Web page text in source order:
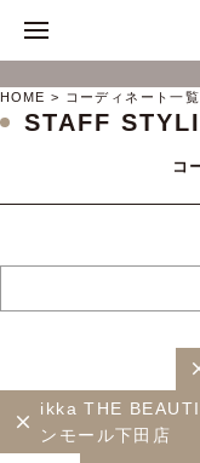
HOME コーディネート一覧
STAFF
コ
ikka THE
ンモール下田店